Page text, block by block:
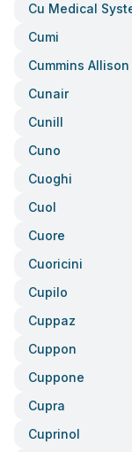
Cu Medical
Cumi
Cummins Allison
Cunair
Cunill
Cuno
Cuoghi
Cuol
Cuore
Cuoricini
Cupilo
Cuppaz
Cuppon
Cuppone
Cupra
Cuprinol